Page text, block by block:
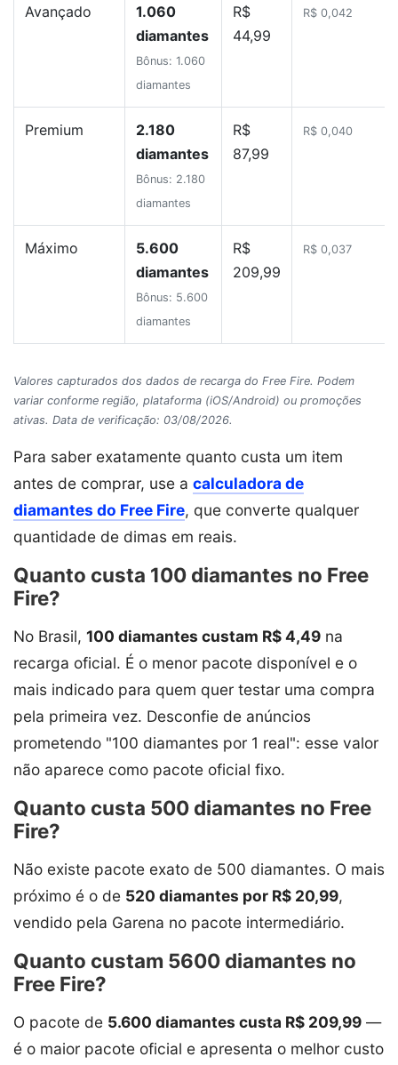
Avançado
1.060
diamantes
Bônus: 1.060
diamantes
R$
44,99
R$ 0,042
Premium
2.180
diamantes
Bônus: 2.180
diamantes
R$
87,99
R$ 0,040
Máximo
5.600
diamantes
Bônus: 5.600
diamantes
R$
209,99
R$ 0,037
Valores capturados dos dados de recarga do Free Fire. Podem
variar conforme região, plataforma (iOS/Android) ou promoções
ativas. Data de verificação: 03/08/2026.
Para saber exatamente quanto custa um item
antes de comprar, use a calculadora de
diamantes do Free Fire, que converte qualquer
quantidade de dimas em reais.
Quanto custa 100 diamantes no Free
Fire?
No Brasil, 100 diamantes custam R$ 4,49 na
recarga oficial. É o menor pacote disponível e o
mais indicado para quem quer testar uma compra
pela primeira vez. Desconfie de anúncios
prometendo "100 diamantes por 1 real": esse valor
não aparece como pacote oficial fixo.
Quanto custa 500 diamantes no Free
Fire?
Não existe pacote exato de 500 diamantes. O mais
próximo é o de 520 diamantes por R$ 20,99,
vendido pela Garena no pacote intermediário.
Quanto custam 5600 diamantes no
Free Fire?
O pacote de 5.600 diamantes custa R$ 209,99 —
é o maior pacote oficial e apresenta o melhor custo